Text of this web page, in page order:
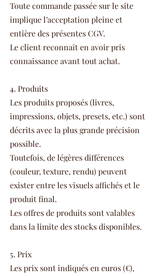
Toute commande passée sur le site
implique l’acceptation pleine et
entière des présentes CGV.
Le client reconnaît en avoir pris
connaissance avant tout achat.
4. Produits
Les produits proposés (livres,
impressions, objets, presets, etc.) sont
décrits avec la plus grande précision
possible.
Toutefois, de légères différences
(couleur, texture, rendu) peuvent
exister entre les visuels affichés et le
produit final.
Les offres de produits sont valables
dans la limite des stocks disponibles.
5. Prix
Les prix sont indiqués en euros (€),